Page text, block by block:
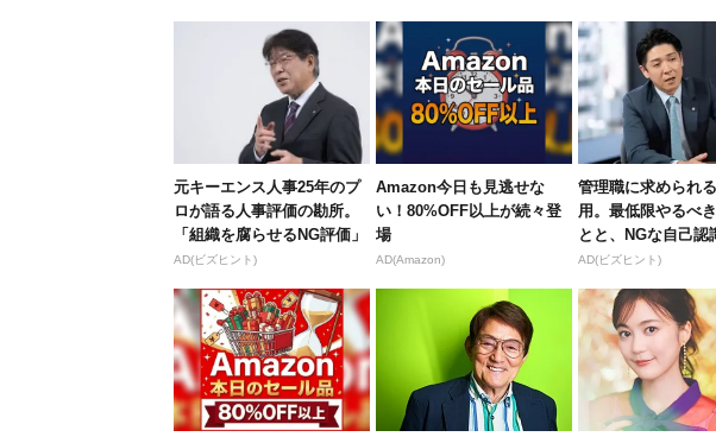
元キーエンス人事25年のプ
ロが語る人事評価の勘所。
「組織を腐らせるNG評価」
とは...
AD(ビズヒント)
Amazon今日も見逃せな
い！80%OFF以上が続々登
場
AD(Amazon)
管理職に求められ
用。最低限やるべ
とと、NGな自己認
AD(ビズヒント)